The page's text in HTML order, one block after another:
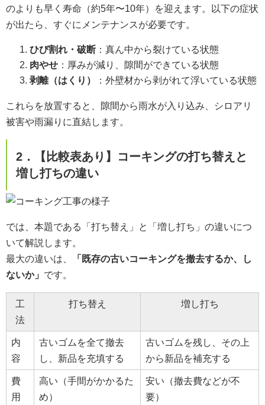
のよりも早く寿命（約5年〜10年）を迎えます。以下の症状
が出たら、すぐにメンテナンスが必要です。
ひび割れ・破断 ：真ん中から裂けている状態
肉やせ ：厚みが減り、隙間ができている状態
剥離（はくり）
：外壁材から剥がれて浮いている状態
これらを放置すると、隙間から雨水が入り込み、シロアリ
被害や雨漏りに直結します。
2．【比較表あり】コーキングの打ち替えと
増し打ちの違い
では、本題である「打ち替え」と「増し打ち」の違いにつ
いて解説します。
最大の違いは、
「既存の古いコーキングを撤去するか、し
ないか」 です。
工
法
打ち替え 増し打ち
内
容
古いゴムを全て撤去
し、新品を充填する
古いゴムを残し、その上
から新品を補充する
費
用
高い（手間がかかるた
め）
安い（撤去費などが不
要）